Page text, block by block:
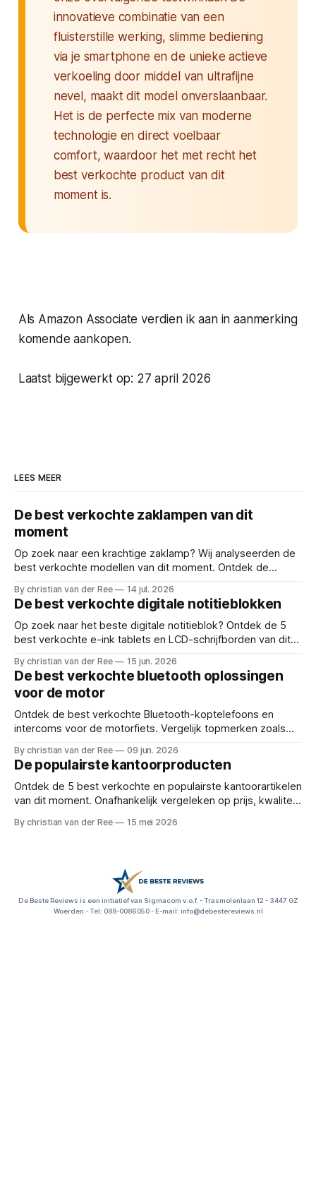
innovatieve combinatie van een
fluisterstille werking, slimme bediening
via je smartphone en de unieke actieve
verkoeling door middel van ultrafijne
nevel, maakt dit model onverslaanbaar.
Het is de perfecte mix van moderne
technologie en direct voelbaar
comfort, waardoor het met recht het
best verkochte product van dit
moment is.
Als Amazon Associate verdien ik aan in aanmerking
komende aankopen.
Laatst bijgewerkt op: 27 april 2026
LEES MEER
De best verkochte zaklampen van dit
moment
Op zoek naar een krachtige zaklamp? Wij analyseerden de
best verkochte modellen van dit moment. Ontdek de
voor: oplaadbare led lamp, looplamp, zaklamp kopen,
krachtige zaklantaarn, tactische zaklamp, beste survival
lamp, uv licht urine detector,
By christian van der Ree 14 jul. 2026
De best verkochte digitale notitieblokken
Op zoek naar het beste digitale notitieblok? Ontdek de 5
best verkochte e-ink tablets en LCD-schrijfborden van dit
deals voor: digitaal notitieblok, e-ink tablet, elektronisch
schrijfblok, digitaal notitieboek, herbruikbaar notitieboek,
pape
By christian van der Ree 15 jun. 2026
De best verkochte bluetooth oplossingen
voor de motor
Ontdek de best verkochte Bluetooth-koptelefoons en
intercoms voor de motorfiets. Vergelijk topmerken zoals
Reviews en deals voor: motor intercom, bluetooth
motorheadset, motor communicatiesysteem, beste motor
headset, cardo spirit, ejeas v6 pro, lex
By christian van der Ree 09 jun. 2026
De populairste kantoorproducten
Ontdek de 5 best verkochte en populairste kantoorartikelen
van dit moment. Onafhankelijk vergeleken op prijs, kwaliteit
bureau accessoires, kantoorbenodigdheden, thuiswerkplek
By christian van der Ree 15 mei 2026
De Beste Reviews is een initiatief van Sigmacom v.o.f. - Trasmolenlaan 12 - 3447 GZ
Woerden - Tel: 088-0086050 - E-mail: info@debestereviews.nl